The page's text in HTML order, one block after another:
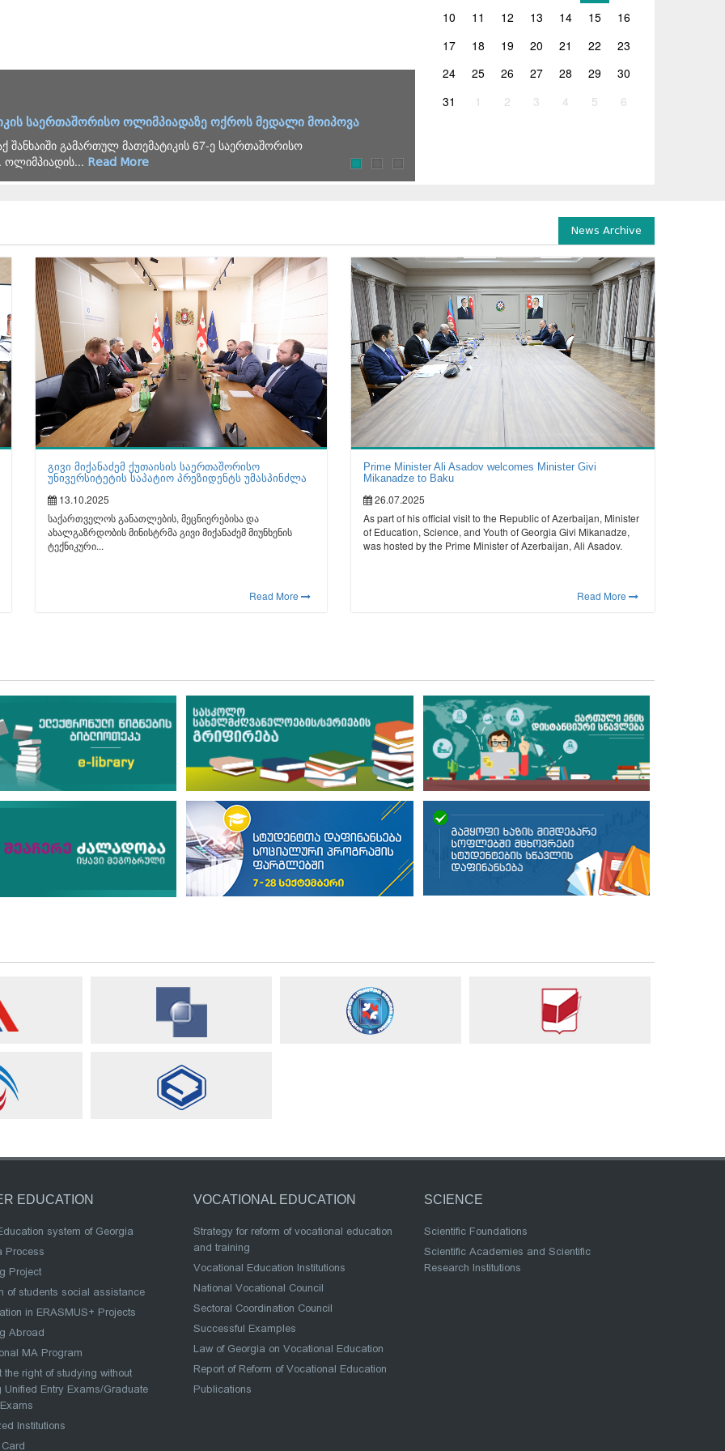
საერთაშორისო ოლიმპიადაზე ოქროს მედალი მოიპოვა
გამართულ მათემატიკის 67-ე საერთაშორისო
ოლიმპიადის... Read More
10 11 12 13 14 15
16
17
18 19 20 21 22
23
24
25 26 27 28 29
30
31
1 2 3 4 5 6
News Archive
გივი მიქანაძემ ქუთაისის საერთაშორისო
უნივერსიტეტის საპატიო პრეზიდენტს უმასპინძლა
13.10.2025
საქართველოს განათლების, მეცნიერებისა და
ახალგაზრდობის მინისტრმა გივი მიქანაძემ მიუნხენის
ტექნიკური...
Read More
Prime Minister Ali Asadov welcomes Minister Givi
Mikanadze to Baku
26.07.2025
As part of his official visit to the Republic of Azerbaijan, Minister
of Education, Science, and Youth of Georgia Givi Mikanadze,
was hosted by the Prime Minister of Azerbaijan, Ali Asadov.
Read More
EDUCATION
system of Georgia
Process
Project
of students social assistance
in ERASMUS+ Projects
Abroad
MA Program
the right of studying without
Unified Entry Exams/Graduate
Institutions
VOCATIONAL EDUCATION
Strategy for reform of vocational education
and training
Vocational Education Institutions
National Vocational Council
Sectoral Coordination Council
Successful Examples
Law of Georgia on Vocational Education
Report of Reform of Vocational Education
Publications
SCIENCE
Scientific Foundations
Scientific Academies and Scientific
Research Institutions